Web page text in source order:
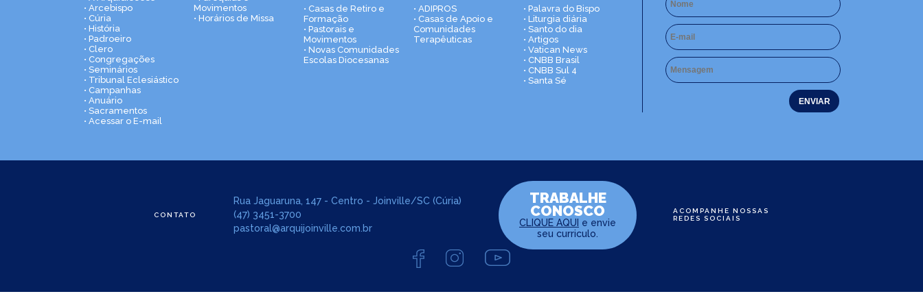
• Arcebispo
• Cúria
• História
• Padroeiro
• Clero
• Congregações
• Seminários
• Tribunal Eclesiástico
• Campanhas
• Anuário
• Sacramentos
• Acessar o E-mail
Movimentos
• Horários de Missa
• Casas de Retiro e
Formação
• Pastorais e
Movimentos
• Novas Comunidades
Escolas Diocesanas
• ADIPROS
• Casas de Apoio e
Comunidades
Terapêuticas
• Palavra do Bispo
• Liturgia diária
• Santo do dia
• Artigos
• Vatican News
• CNBB Brasil
• CNBB Sul 4
• Santa Sé
CONTATO
Rua Jaguaruna, 147 - Centro - Joinville/SC (Cúria)
(47) 3451-3700
pastoral@arquijoinville.com.br
TRABALHE
CONOSCO
CLIQUE AQUI e envie
seu curriculo.
ACOMPANHE NOSSAS
REDES SOCIAIS